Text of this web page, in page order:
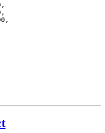
,
,
,